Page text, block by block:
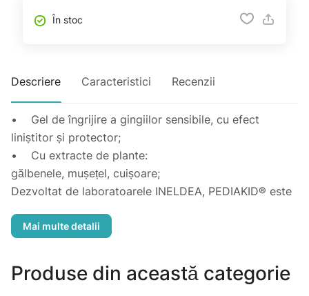
În stoc
Descriere Caracteristici Recenzii
• Gel de îngrijire a gingiilor sensibile, cu efect
liniștitor și protector;
• Cu extracte de plante:
gălbenele, mușețel, cuișoare;
Dezvoltat de laboratoarele INELDEA, PEDIAKID® este
calitate, eficiență și siguranța specifică copilului.
exclusiv realizată din gumă de salcâm 100% naturală,
extract de gălbenele, extract de mușețel și cuișoare.
Produse din această categorie